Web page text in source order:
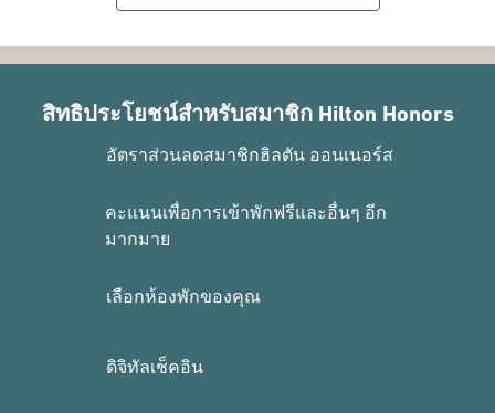
สิทธิประโยชน์สำหรับสมาชิก Hilton Honors
อัตราส่วนลดสมาชิกฮิลตัน ออนเนอร์ส
คะแนนเพื่อการเข้าพักฟรีและอื่นๆ อีก
มากมาย
เลือกห้องพักของคุณ
ดิจิทัลเช็คอิน